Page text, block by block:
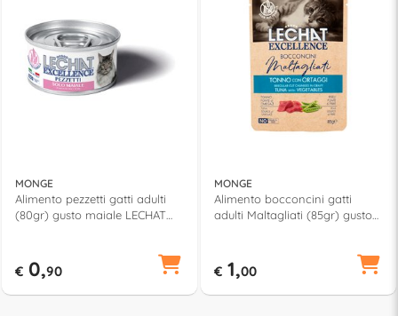
MONGE
Alimento pezzetti gatti adulti
(80gr) gusto maiale LECHAT
€ 0,90
MONGE
Alimento bocconcini gatti
adulti Maltagliati (85gr) gusto
€ 1,00